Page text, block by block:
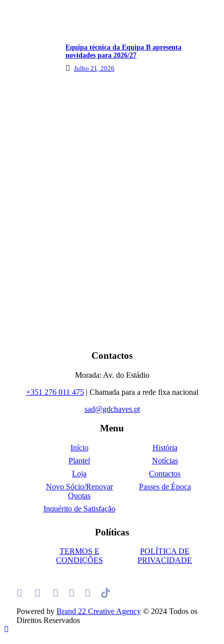
Equipa técnica da Equipa B apresenta
novidades para 2026/27
Julho 21, 2026
Contactos
Morada: Av. do Estádio
+351 276 011 475| Chamada para a rede fixa nacional
sad@gdchaves.pt
Menu
Início
História
Plantel
Notícias
Loja
Contactos
Novo Sócio/Renovar
Quotas
Passes de Época
Inquérito de Satisfação
Políticas
TERMOS E
CONDIÇÕES
POLÍTICA DE
PRIVACIDADE
Powered by Brand 22 Creative Agency © 2024 Todos os
Direitos Reservados